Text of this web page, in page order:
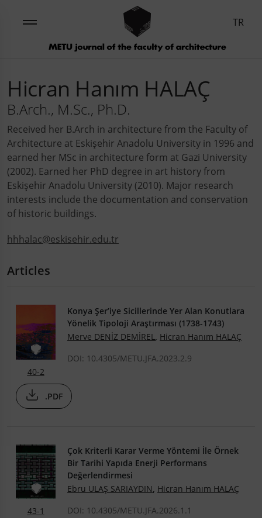
TR
Hicran Hanım HALAÇ
B.Arch., M.Sc., Ph.D.
Received her B.Arch in architecture from the Faculty of
Architecture at Eskişehir Anadolu University in 1996 and
earned her MSc in architecture form at Gazi University
(2002). Earned her PhD degree in art history from
Eskişehir Anadolu University (2010). Major research
interests include the documentation and conservation
of historic buildings.
hhhalac@eskisehir.edu.tr
Articles
40-2
Konya Şer’iye Sicillerinde Yer Alan Konutlara
Yönelik Tipoloji Araştırması (1738-1743)
Merve DENİZ DEMİREL, Hicran Hanım HALAÇ
DOI: 10.4305/METU.JFA.2023.2.9
.PDF
43-1
Çok Kriterli Karar Verme Yöntemi İle Örnek
Bir Tarihi Yapıda Enerji Performans
Değerlendirmesi
Ebru ULAŞ SARIAYDIN, Hicran Hanım HALAÇ
DOI: 10.4305/METU.JFA.2026.1.1